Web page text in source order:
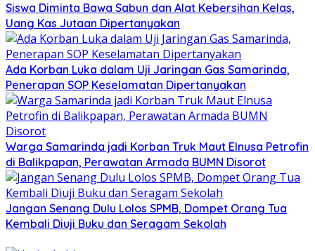
Siswa Diminta Bawa Sabun dan Alat Kebersihan Kelas,
Uang Kas Jutaan Dipertanyakan
Ada Korban Luka dalam Uji Jaringan Gas Samarinda,
Penerapan SOP Keselamatan Dipertanyakan
Warga Samarinda jadi Korban Truk Maut Elnusa Petrofin
di Balikpapan, Perawatan Armada BUMN Disorot
Jangan Senang Dulu Lolos SPMB, Dompet Orang Tua
Kembali Diuji Buku dan Seragam Sekolah